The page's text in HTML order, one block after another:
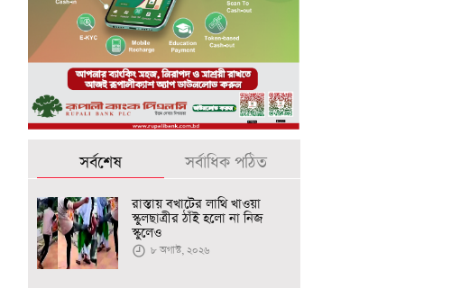
সর্বশেষ সর্বাধিক পঠিত
রাস্তায় বখাটের লাথি খাওয়া
স্কুলছাত্রীর ঠাঁই হলো না নিজ
স্কুলেও
৮ অগাস্ট, ২০২৬